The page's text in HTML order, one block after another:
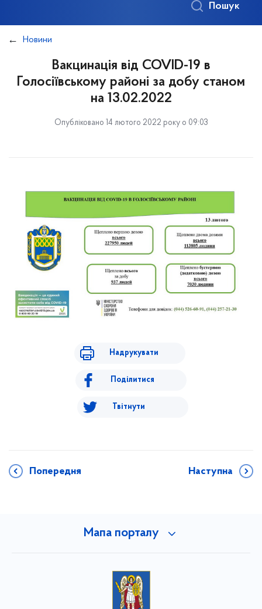
Пошук
Новини
Вакцинація від COVID-19 в
Голосіївському районі за добу станом
на 13.02.2022
Опубліковано 14 лютого 2022 року о 09:03
Надрукувати
Поділитися
Твітнути
Попередня Наступна
Мапа порталу